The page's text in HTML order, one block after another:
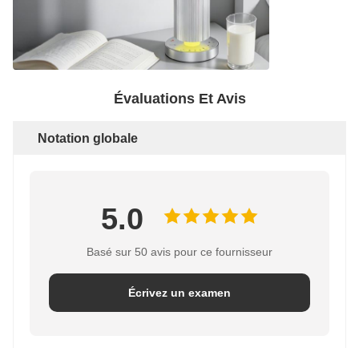
Évaluations Et Avis
Notation globale
5.0
Basé sur 50 avis pour ce fournisseur
Écrivez un examen